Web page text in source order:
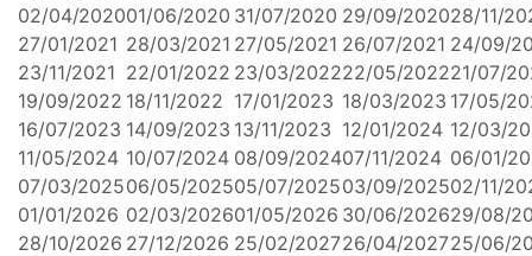
02/04/202001/06/2020 31/07/2020 29/09/202028/11/
27/01/2021 28/03/2021 27/05/2021 26/07/2021 24/09/
23/11/2021 22/01/2022 23/03/202222/05/202221/07/
19/09/2022 18/11/2022 17/01/2023 18/03/2023 17/05/
16/07/2023 14/09/2023 13/11/2023 12/01/2024 12/03/
11/05/2024 10/07/2024 08/09/202407/11/2024 06/01/
07/03/202506/05/202505/07/202503/09/202502/11/
01/01/2026 02/03/202601/05/2026 30/06/202629/08/
28/10/2026 27/12/2026 25/02/202726/04/202725/06/